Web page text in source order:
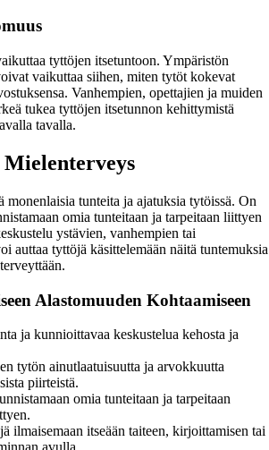
tyttöjen itsetuntoon. Ympäristön
vaikuttaa siihen, miten tytöt kokevat
Vanhempien, opettajien ja muiden
tukea tyttöjen itsetunnon kehittymistä
tavalla.
monenlaisia tunteita ja ajatuksia tytöissä. On
omia tunteitaan ja tarpeitaan liittyen
ystävien, vanhempien tai
auttaa tyttöjä käsittelemään näitä tuntemuksia
Alastomuuden Kohtaamiseen
ja kunnioittavaa keskustelua kehosta ja
tytön ainutlaatuisuutta ja arvokkuutta
piirteistä.
omia tunteitaan ja tarpeitaan
ilmaisemaan itseään taiteen, kirjoittamisen tai